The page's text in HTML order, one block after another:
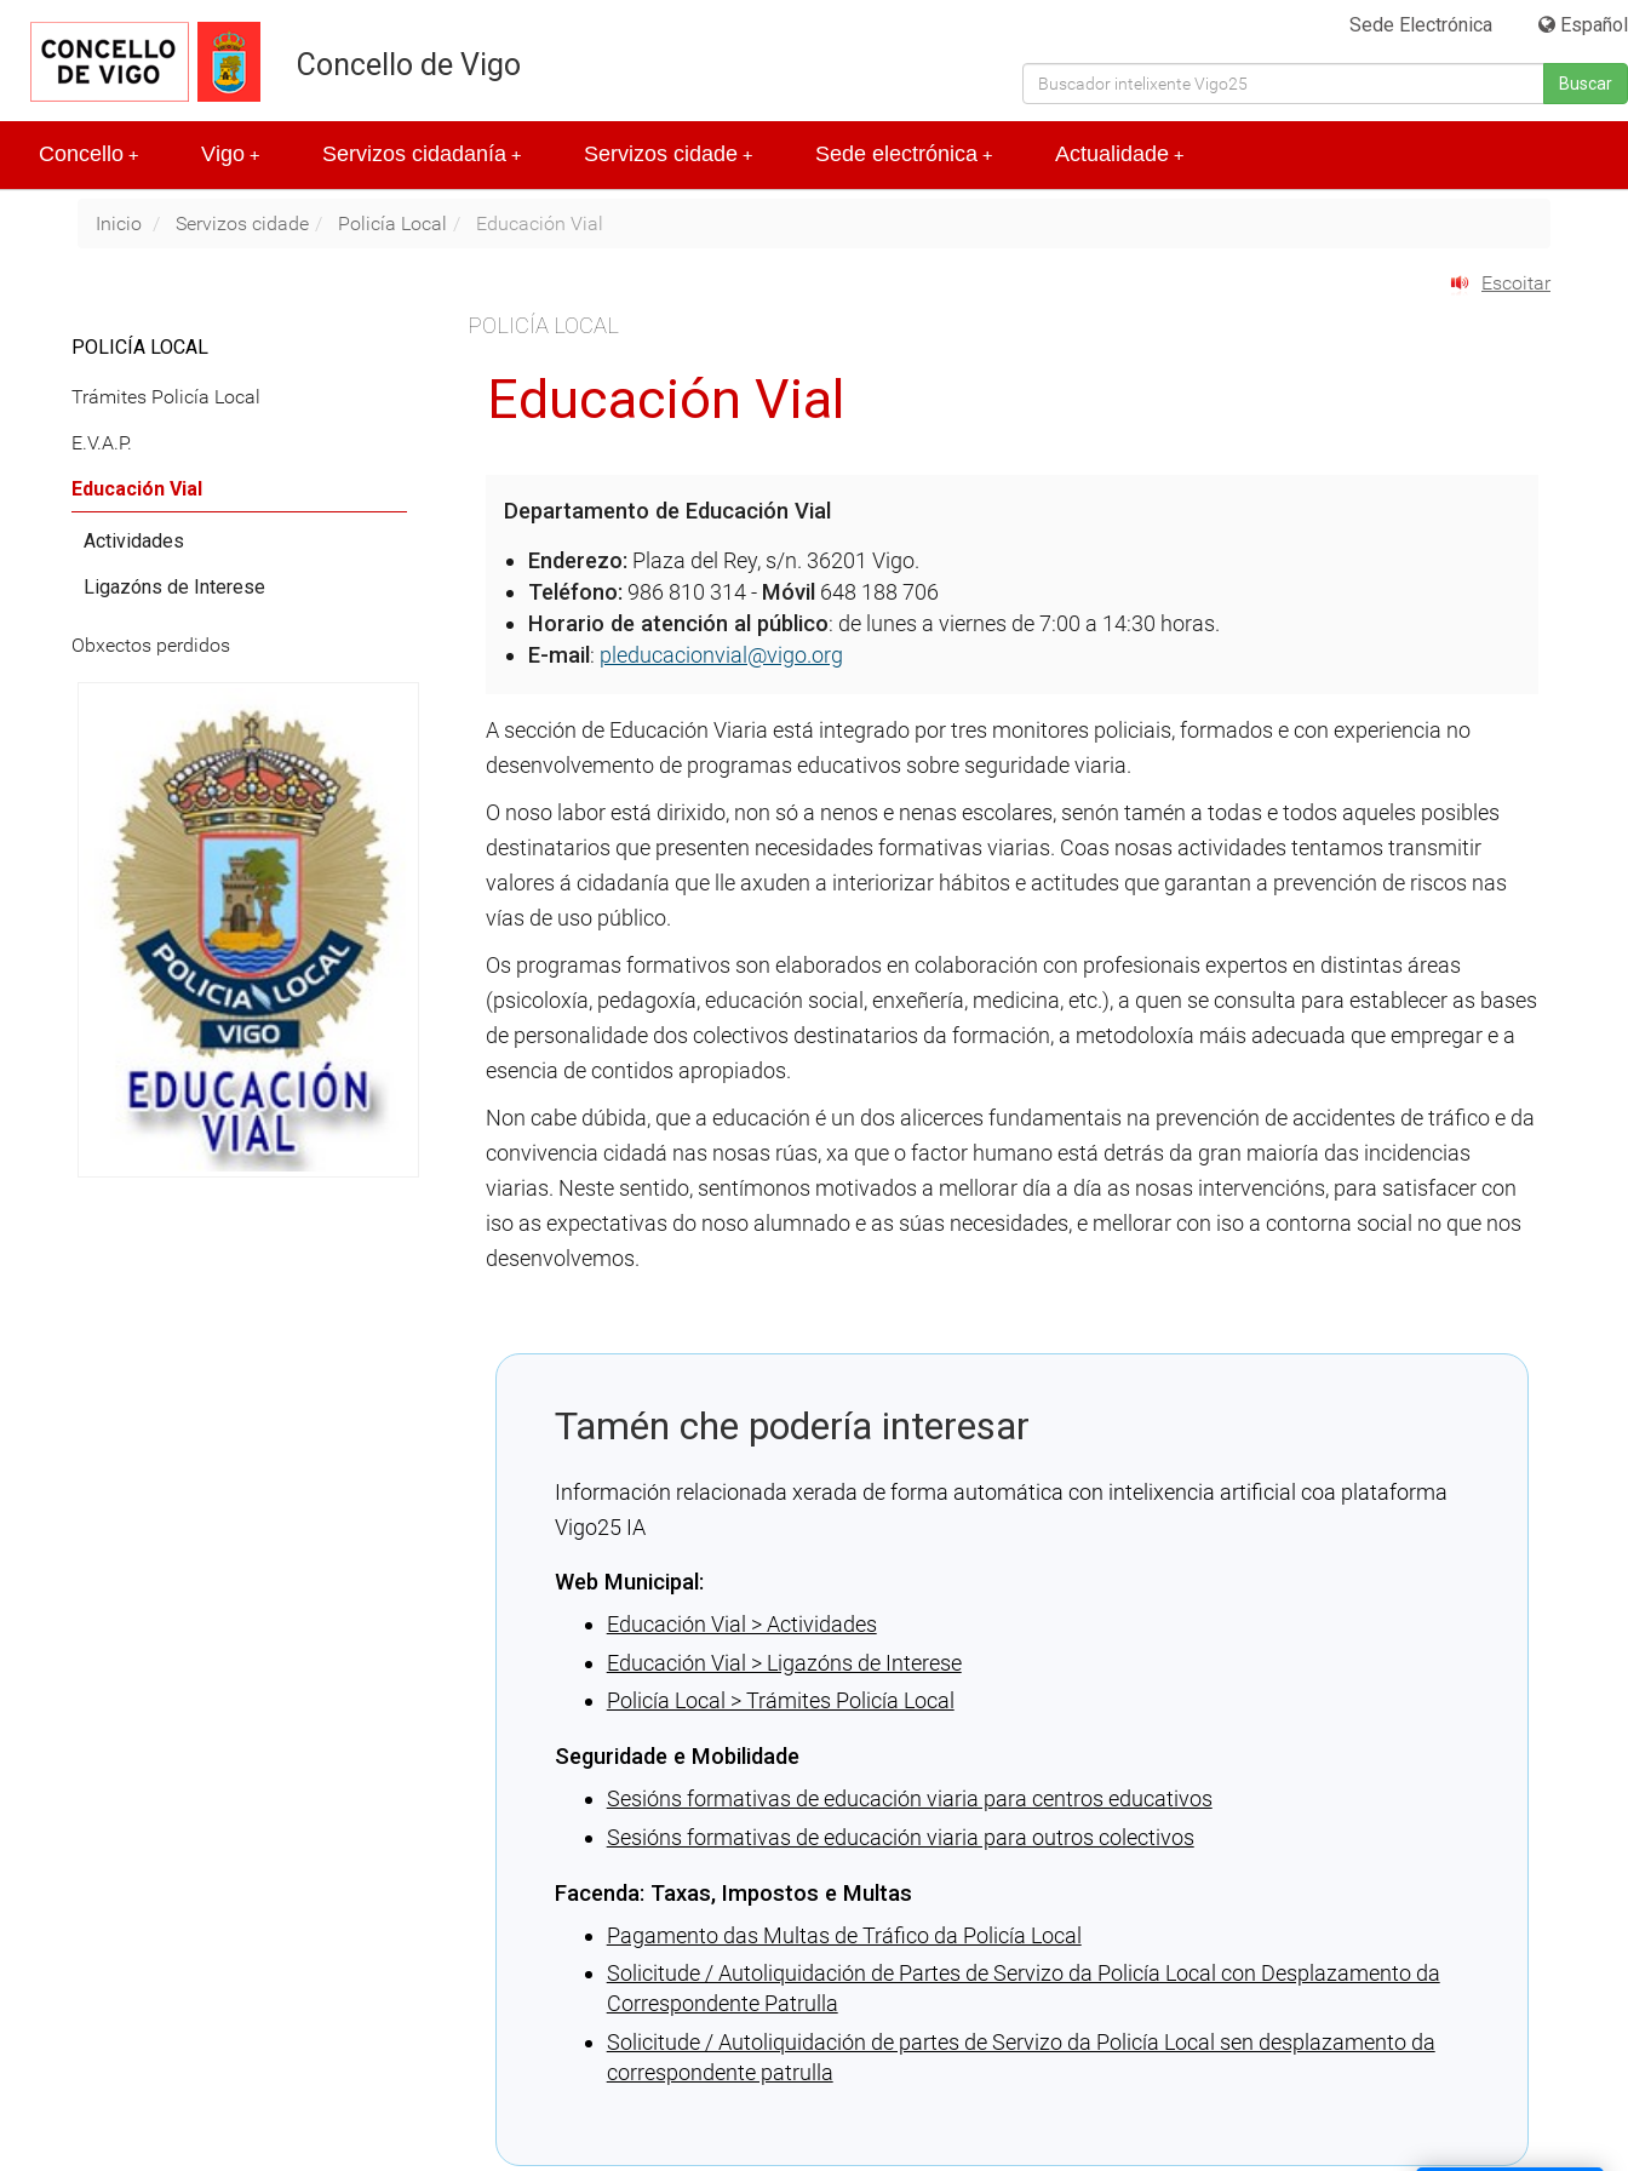
Sede Electrónica Español
Buscar
Concello de Vigo
+
Concello +
Vigo +
Servizos cidadanía +
Servizos cidade +
Sede electrónica +
Actualidade
Inicio Servizos cidade Policía Local Educación Vial
Escoitar
POLICÍA LOCAL
Educación Vial
Departamento de Educación Vial
Enderezo: Plaza del Rey, s/n. 36201 Vigo.
Teléfono: 986 810 314 - Móvil 648 188 706
Horario de atención al público: de lunes a viernes de 7:00 a 14:30 horas.
E-mail : pleducacionvial@vigo.org
A sección de Educación Viaria está integrado por tres monitores policiais, formados e con experiencia no
desenvolvemento de programas educativos sobre seguridade viaria.
O noso labor está dirixido, non só a nenos e nenas escolares, senón tamén a todas e todos aqueles posibles
destinatarios que presenten necesidades formativas viarias. Coas nosas actividades tentamos transmitir
valores á cidadanía que lle axuden a interiorizar hábitos e actitudes que garantan a prevención de riscos nas
vías de uso público.
Os programas formativos son elaborados en colaboración con profesionais expertos en distintas áreas
(psicoloxía, pedagoxía, educación social, enxeñería, medicina, etc.), a quen se consulta para establecer as bases
de personalidade dos colectivos destinatarios da formación, a metodoloxía máis adecuada que empregar e a
esencia de contidos apropiados.
Non cabe dúbida, que a educación é un dos alicerces fundamentais na prevención de accidentes de tráfico e da
convivencia cidadá nas nosas rúas, xa que o factor humano está detrás da gran maioría das incidencias
viarias. Neste sentido, sentímonos motivados a mellorar día a día as nosas intervencións, para satisfacer con
iso as expectativas do noso alumnado e as súas necesidades, e mellorar con iso a contorna social no que nos
desenvolvemos.
Tamén che podería interesar
Información relacionada xerada de forma automática con intelixencia artificial coa plataforma
Vigo25 IA
Web Municipal:
Educación Vial > Actividades
Educación Vial > Ligazóns de Interese
Policía Local > Trámites Policía Local
Seguridade e Mobilidade
Sesións formativas de educación viaria para centros educativos
Sesións formativas de educación viaria para outros colectivos
Facenda: Taxas, Impostos e Multas
Pagamento das Multas de Tráfico da Policía Local
Solicitude / Autoliquidación de Partes de Servizo da Policía Local con Desplazamento da
Correspondente Patrulla
Solicitude / Autoliquidación de partes de Servizo da Policía Local sen desplazamento da
correspondente patrulla
POLICÍA LOCAL
Trámites Policía Local
E.V.A.P.
Educación Vial
Actividades
Ligazóns de Interese
Obxectos perdidos